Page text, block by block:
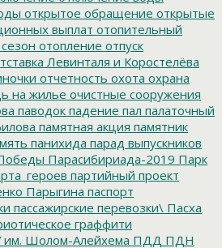
открытое обращение открытые
выплат отопительный
отопление отпуск
Левинталя и Коростелёва
отчетность охота охрана
на жилье очистные сооружения
паводок падение пал палаточный
памятная акция памятник
панихида парад выпускников
Парасибириада-2019 Парк
партийный проект
Парыгина паспорт
пассажирские перевозки\ Пасха
граффити
Шолом-Алейхема ПДД ПДН